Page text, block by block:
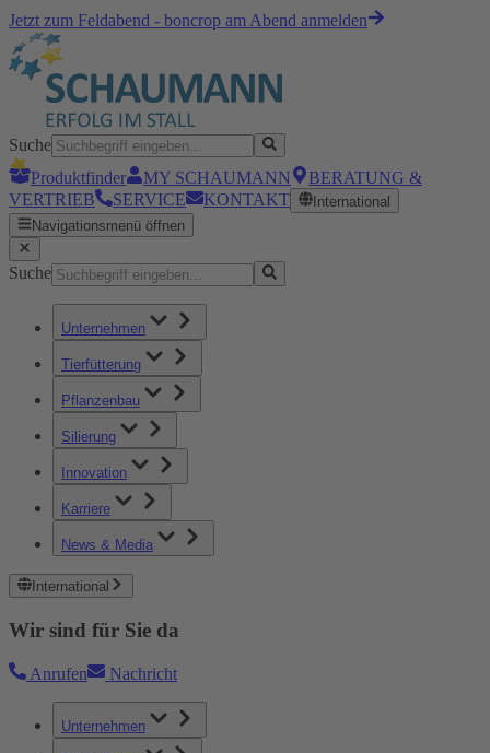
Jetzt zum Feldabend - boncrop am Abend anmelden
Suche
Produktfinder
MY SCHAUMANN
BERATUNG &
VERTRIEB
SERVICE KONTAKT
International
Navigationsmenü öffnen
Suche
Unternehmen
Tierfütterung
Pflanzenbau
Silierung
Innovation
Karriere
News & Media
International
Wir sind für Sie da
Anrufen Nachricht
Unternehmen